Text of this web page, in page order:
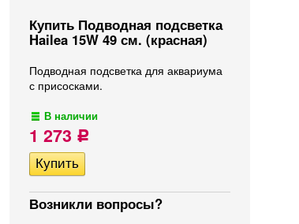
Купить Подводная подсветка
Hailea 15W 49 см. (красная)
Подводная подсветка для аквариума
с присосками.
В наличии
1 273 Р
Возникли вопросы?